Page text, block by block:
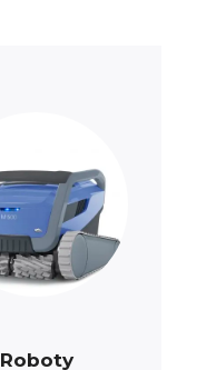
Roboty